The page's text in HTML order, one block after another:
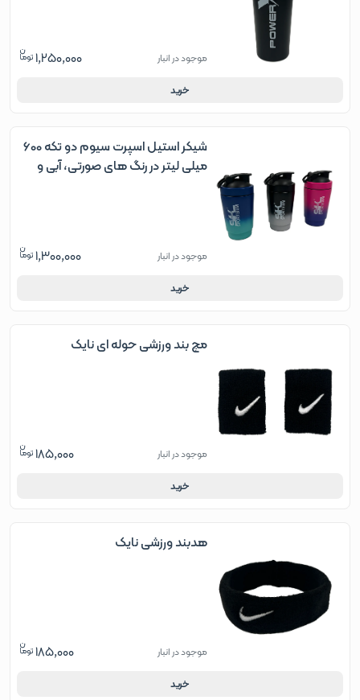
موجود در انبار 1,250,000
خرید
شیکر استیل اسپرت سیوم دو تکه 600
میلی لیتر در رنگ های صورتی، آبی و
موجود در انبار 1,300,000
خرید
مچ بند ورزشی حوله ای نایک
موجود در انبار 185,000
خرید
هدبند ورزشی نایک
موجود در انبار 185,000
خرید